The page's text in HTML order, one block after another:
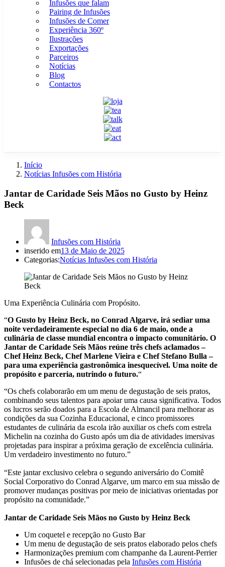
Infusões que falam
Pairing de Infusões
Infusões de Comer
Experiência 360º
Ilustrações
Exportações
Parceiros
Notícias
Blog
Contactos
Início
Notícias Infusões com História
Jantar de Caridade Seis Mãos no Gusto by Heinz
Beck
Infusões com História
inserido em13 de Maio de 2025
Categorias:Notícias Infusões com História
Uma Experiência Culinária com Propósito.
“O Gusto by Heinz Beck, no Conrad Algarve, irá sediar uma
noite verdadeiramente especial no dia 6 de maio, onde a
culinária de classe mundial encontra o impacto comunitário. O
Jantar de Caridade Seis Mãos reúne três chefs aclamados –
Chef Heinz Beck, Chef Marlene Vieira e Chef Stefano Bulla –
para uma experiência gastronômica inesquecível. Uma noite de
propósito e parceria, nutrindo o futuro.“
“Os chefs colaborarão em um menu de degustação de seis pratos,
combinando seus talentos para apoiar uma causa significativa. Todos
os lucros serão doados para a Escola de Almancil para melhorar as
condições da sua Cozinha Educacional, e cinco promissores
estudantes de culinária da escola irão auxiliar os chefs com estrela
Michelin na cozinha do Gusto após um dia de atividades imersivas
projetadas para inspirar a próxima geração de excelência culinária.
Um verdadeiro investimento no futuro.”
“Este jantar exclusivo celebra o segundo aniversário do Comitê
Social Corporativo do Conrad Algarve, um marco em sua missão de
promover mudanças positivas por meio de iniciativas orientadas por
propósito na comunidade.”
Jantar de Caridade Seis Mãos no Gusto by Heinz Beck
Um coquetel e recepção no Gusto Bar
Um menu de degustação de seis pratos elaborado pelos chefs
Harmonizações premium com champanhe da Laurent-Perrier
Infusões de chá selecionadas pela Infusões com História